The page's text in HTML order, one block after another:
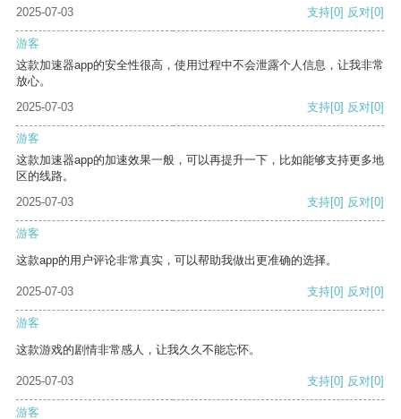
2025-07-03 支持[0] 反对[0]
游客
这款加速器app的安全性很高，使用过程中不会泄露个人信息，让我非常
放心。
2025-07-03
支持[0] 反对[0]
游客
这款加速器app的加速效果一般，可以再提升一下，比如能够支持更多地
区的线路。
2025-07-03
支持[0] 反对[0]
游客
这款app的用户评论非常真实，可以帮助我做出更准确的选择。
2025-07-03 支持[0] 反对[0]
游客
这款游戏的剧情非常感人，让我久久不能忘怀。
2025-07-03 支持[0] 反对[0]
游客